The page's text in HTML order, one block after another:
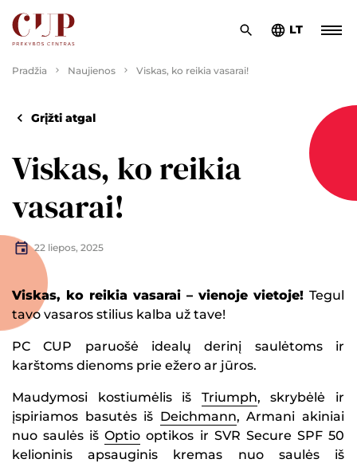
LT
Pradžia Naujienos Viskas, ko reikia vasarai!
Grįžti atgal
Viskas, ko reikia
vasarai!
22 liepos, 2025
Viskas, ko reikia vasarai – vienoje vietoje! Tegul
tavo vasaros stilius kalba už tave!
PC CUP paruošė idealų derinį saulėtoms ir
karštoms dienoms prie ežero ar jūros.
Maudymosi kostiumėlis iš Triumph, skrybėlė ir
įspiriamos basutės iš Deichmann, Armani akiniai
nuo saulės išOptio optikos ir SVR Secure SPF 50
kelioninis apsauginis kremas nuo saulės iš